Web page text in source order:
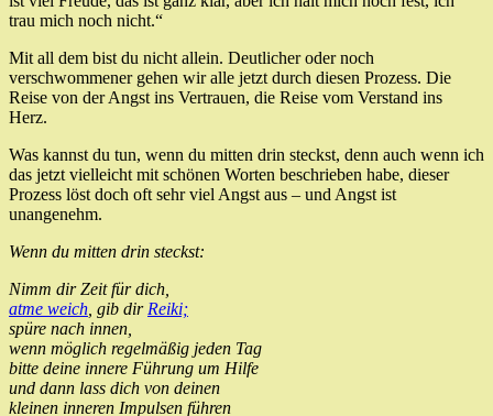
trau mich noch nicht.“
Mit all dem bist du nicht allein. Deutlicher oder noch
verschwommener gehen wir alle jetzt durch diesen Prozess. Die
Reise von der Angst ins Vertrauen, die Reise vom Verstand ins
Herz.
Was kannst du tun, wenn du mitten drin steckst, denn auch wenn ich
das jetzt vielleicht mit schönen Worten beschrieben habe, dieser
Prozess löst doch oft sehr viel Angst aus – und Angst ist
unangenehm.
Wenn du mitten drin steckst:
Nimm dir Zeit für dich,
atme weich , gib dir Reiki;
spüre nach innen,
wenn möglich regelmäßig jeden Tag
bitte deine innere Führung um Hilfe
und dann lass dich von deinen
kleinen inneren Impulsen führen